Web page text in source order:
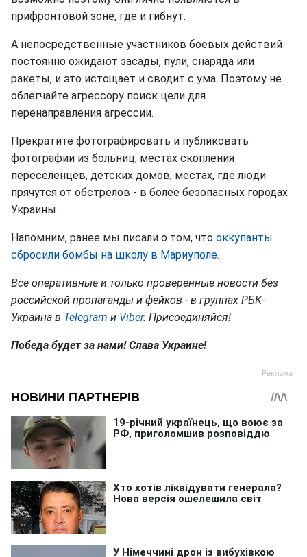
прифронтовой зоне, где и гибнут.
А непосредственные участников боевых действий
постоянно ожидают засады, пули, снаряда или
ракеты, и это истощает и сводит с ума. Поэтому не
облегчайте агрессору поиск цели для
перенаправления агрессии.
Прекратите фотографировать и публиковать
фотографии из больниц, местах скопления
переселенцев, детских домов, местах, где люди
прячутся от обстрелов - в более безопасных городах
Украины.
Напомним, ранее мы писали о том, что оккупанты
сбросили бомбы на школу в Мариуполе.
Все оперативные и только проверенные новости без
российской пропаганды и фейков - в группах РБК-
Украина в Telegram и Viber. Присоединяйся!
Победа будет за нами! Слава Украине!